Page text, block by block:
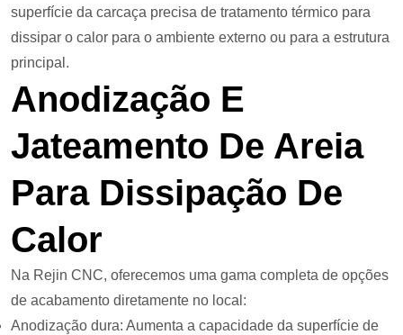
superfície da carcaça precisa de tratamento térmico para
dissipar o calor para o ambiente externo ou para a estrutura
principal.
Anodização E
Jateamento De Areia
Para Dissipação De
Calor
Na Rejin CNC, oferecemos uma gama completa de opções
de acabamento diretamente no local:
Anodização dura: Aumenta a capacidade da superfície de